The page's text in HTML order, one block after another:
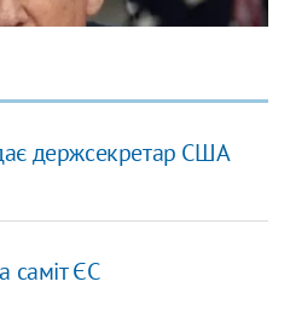
держсекретар США
саміт ЄС